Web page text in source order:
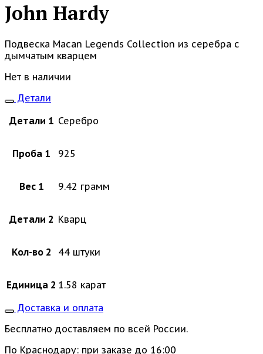
John Hardy
Подвеска Macan Legends Collection из серебра с
дымчатым кварцем
Нет в наличии
Детали
Детали 1 Серебро
Проба 1 925
Вес 1 9.42 грамм
Детали 2 Кварц
Кол-во 2 44 штуки
Единица 2 1.58 карат
Доставка и оплата
Бесплатно доставляем по всей России.
По Краснодару: при заказе до 16:00